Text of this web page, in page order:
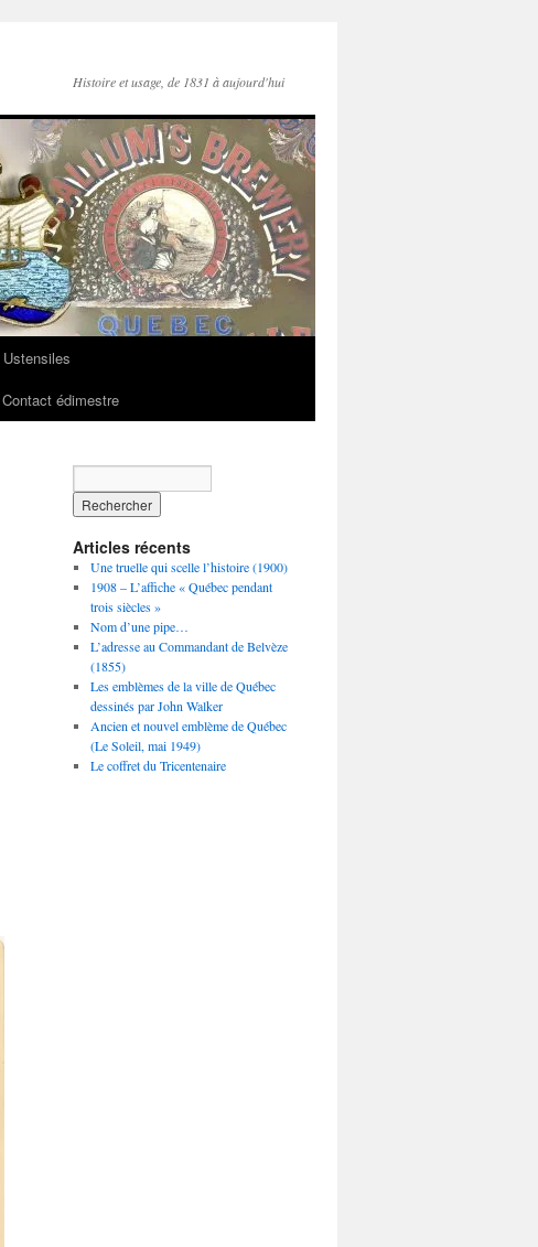
Histoire et usage, de 1831 à aujourd'hui
Ustensiles
Contact édimestre
Articles récents
Une truelle qui scelle l’histoire (1900)
1908 – L’affiche « Québec pendant
trois siècles »
Nom d’une pipe…
L’adresse au Commandant de Belvèze
(1855)
Les emblèmes de la ville de Québec
dessinés par John Walker
Ancien et nouvel emblème de Québec
(Le Soleil, mai 1949)
Le coffret du Tricentenaire